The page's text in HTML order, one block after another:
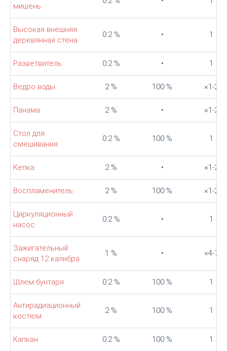
мишень
Высокая внешняя
деревянная стена
0.2 % • 1
Разветвитель 0.2 % • 1
Ведро воды 2 % 100 % ×1-2
Панама 2 % • ×1-2
Стол для
смешивания
0.2 % 100 % 1
Кепка 2 % • ×1-2
Воспламенитель 2 % 100 % ×1-2
Циркуляционный
насос
0.2 % • 1
Зажигательный
снаряд 12 калибра
1 % • ×4-7
Шлем бунтаря 0.2 % 100 % 1
Антирадиационный
костюм
2 % 100 % 1
Капкан 0.2 % 100 % 1